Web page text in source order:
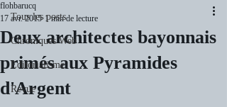
Tous les posts
Chroniques Web
Editorialisme
Revue
Deux architectes bayonnais
primés aux Pyramides
d'Argent
flohbarucq
17 avr. 2015 1 min de lecture